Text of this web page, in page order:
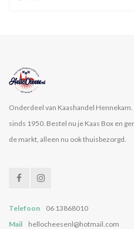
Onderdeel van Kaashandel
sinds 1950. Bestel nu je Kaas Box en
de markt, alleen nu ook thuisbezorgd.
Telefoon
06 13868010
Mail
hellocheesenl@hotmail.com